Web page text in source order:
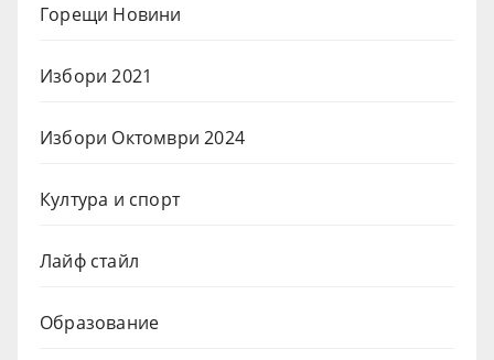
Горещи Новини
Избори 2021
Избори Октомври 2024
Култура и спорт
Лайф стайл
Образование